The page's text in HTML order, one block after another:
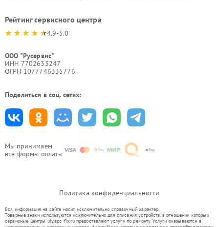
Мы принимаем
все формы оплаты
Рейтинг сервисного центра
4.9-5.0
ООО "Русервис"
ИНН 7702633247
ОГРН 1077746335776
Поделиться в соц. сетях:
Политика конфиденциальности
Вся информация на сайте носит исключительно справочный характер.
Товарные знаки используются исключительно для описания устройств, в отношении которых
сервисные центры uly.apc-fix.ru предоставляют услуги по ремонту. Услуги оказываются в